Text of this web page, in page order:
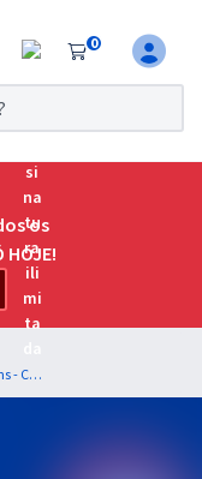
0
os
CRM TO - Conselho Regional de Medicina do Tocantins - Conhecimentos Específicos para Assistente Administrativo